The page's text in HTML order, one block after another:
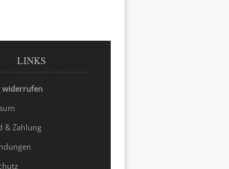
LINKS
widerrufen
& Zahlung